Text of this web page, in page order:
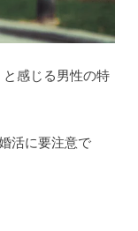
感じる男性の特
活に要注意で